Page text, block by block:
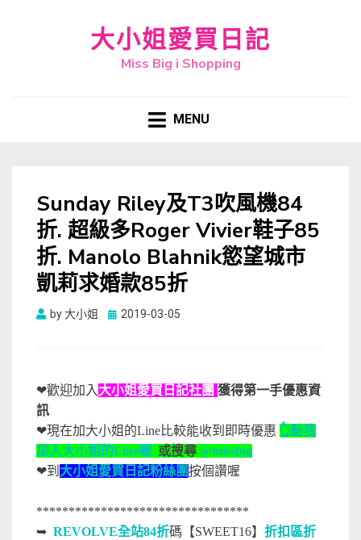
大小姐愛買日記
Miss Big i Shopping
MENU
Sunday Riley及T3吹風機84
折. 超級多Roger Vivier鞋子85
折. Manolo Blahnik慾望城市
凱莉求婚款85折
by大小姐
Posted
2019-03-05
❤歡迎加入 大小姐愛買日記社團 獲得第一手優惠資
訊
❤現在加大小姐的Line比較能收到即時優惠 👆點我
加入大小姐的Line喔 或搜尋 @missbig
❤到 大小姐愛買日記粉絲團按個讚喔
*********************************
➥ REVOLVE全站84折碼【SWEET16】 折扣區折